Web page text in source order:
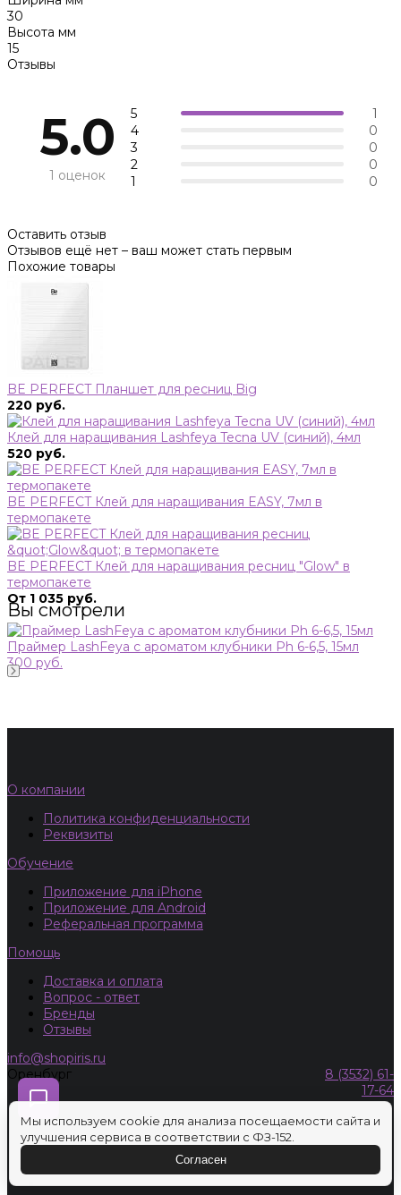
30
Высота мм
15
Отзывы
5.0
1 оценок
5
1
4
0
3
0
2
0
1
0
Оставить отзыв
Отзывов ещё нет – ваш может стать первым
Похожие товары
BE PERFECT Планшет для ресниц Big
220 руб.
Клей для наращивания Lashfeya Tecna UV (синий), 4мл
520 руб.
BE PERFECT Клей для наращивания EASY, 7мл в
термопакете
BE PERFECT Клей для наращивания ресниц "Glow" в
термопакете
От 1 035 руб.
Вы смотрели
Праймер LashFeya с ароматом клубники Ph 6-6,5, 15мл
300 руб.
О компании
Политика конфиденциальности
Реквизиты
Обучение
Приложение для iPhone
Приложение для Android
Реферальная программа
Помощь
Доставка и оплата
Вопрос - ответ
Бренды
Отзывы
info@shopiris.ru
Оренбург
8 (3532) 61-
17-64
Мы используем cookie для анализа посещаемости сайта и
улучшения сервиса в соответствии с ФЗ-152.
Согласен